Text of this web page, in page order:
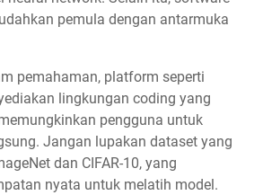
pemula dengan antarmuka
pemahaman, platform seperti
lingkungan coding yang
pengguna untuk
Jangan lupakan dataset yang
dan CIFAR-10, yang
nyata untuk melatih model.